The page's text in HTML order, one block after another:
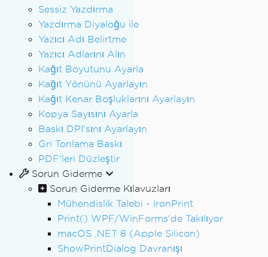
Sessiz Yazdırma
Yazdırma Diyaloğu ile
Yazıcı Adı Belirtme
Yazıcı Adlarını Alın
Kağıt Boyutunu Ayarla
Kağıt Yönünü Ayarlayın
Kağıt Kenar Boşluklarını Ayarlayın
Kopya Sayısını Ayarla
Baskı DPI'sını Ayarlayın
Gri Tonlama Baskı
PDF'leri Düzleştir
Sorun Giderme
Sorun Giderme Kılavuzları
Mühendislik Talebi - IronPrint
Print() WPF/WinForms'de Takılıyor
macOS .NET 8 (Apple Silicon)
ShowPrintDialog Davranışı